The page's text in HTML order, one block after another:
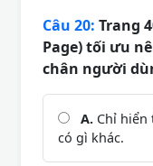
Câu 20: Trang
Page) tối ưu
chân người
A. Chỉ
có gì khác.